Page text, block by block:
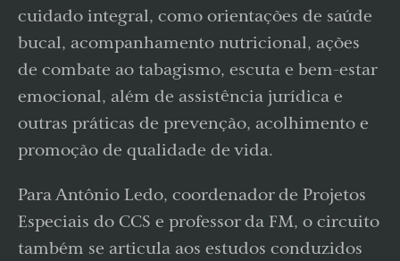
cuidado integral, como orientações de saúde
bucal, acompanhamento nutricional, ações
de combate ao tabagismo, escuta e bem-estar
emocional, além de assistência jurídica e
outras práticas de prevenção, acolhimento e
promoção de qualidade de vida.
Para Antônio Ledo, coordenador de Projetos
Especiais do CCS e professor da FM, o circuito
também se articula aos estudos conduzidos